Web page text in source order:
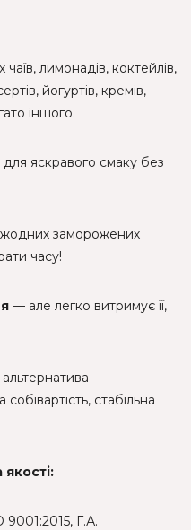
лимонадів, коктейлів,
йогуртів, кремів,
іншого.
для яскравого смаку без
жодних заморожених
часу!
— але легко витримує її,
стабільна
9001:2015, Г.А.